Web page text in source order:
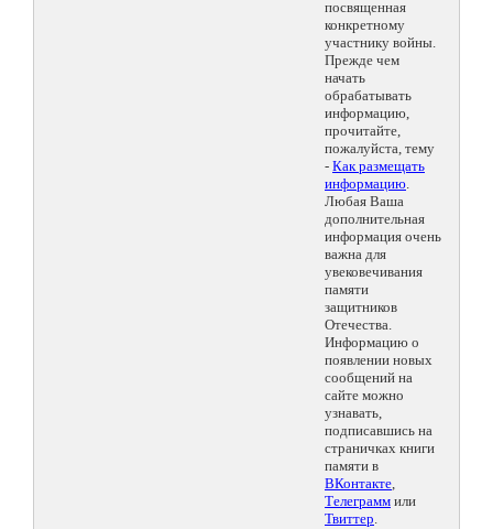
посвященная
конкретному
участнику войны.
Прежде чем
начать
обрабатывать
информацию,
прочитайте,
пожалуйста, тему
- Как размещать
информацию.
Любая Ваша
дополнительная
информация очень
важна для
увековечивания
памяти
защитников
Отечества.
Информацию о
появлении новых
сообщений на
сайте можно
узнавать,
подписавшись на
страничках книги
памяти в
ВКонтакте,
Телеграмм или
Твиттер.